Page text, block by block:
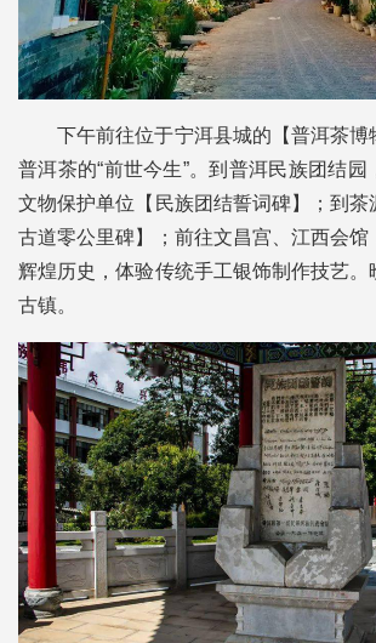
下午前往位于宁洱县城的【普洱茶博
普洱茶的“前世今生”。到普洱民族团结园
文物保护单位【民族团结誓词碑】；到茶
古道零公里碑】；前往文昌宫、江西会馆
辉煌历史，体验传统手工银饰制作技艺。
古镇。